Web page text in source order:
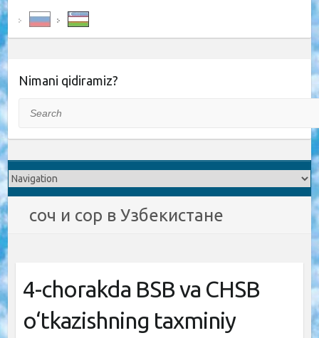
Nimani qidiramiz?
соч и сор в Узбекистане
4-chorakda BSB va CHSB
o‘tkazishning taxminiy